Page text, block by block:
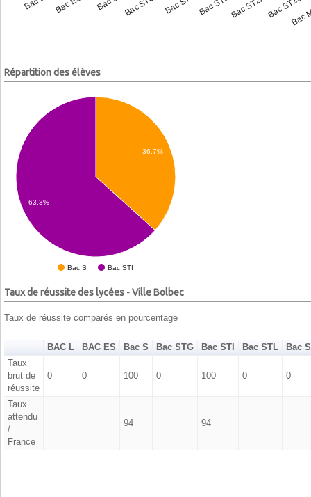
Bac STG Bac ST2A Bac ST2S
Répartition des élèves
Bac S Bac STI
36.7%
63.3%
Taux de réussite des lycées - Ville Bolbec
Taux de réussite comparés en pourcentage
BAC L BAC ES Bac S Bac STG Bac STI Bac STL
Bac
Taux
brut de
réussite
0 0 100 0 100 0 0
Taux
attendu
/
France
94 94